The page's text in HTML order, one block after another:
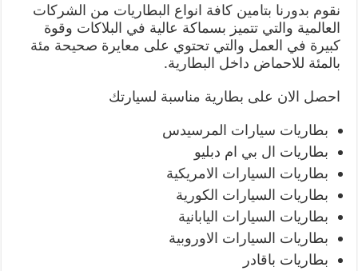
نقوم بدورنا بتامين كافة انواع البطاريات من الشركات
العالمية والتي تتميز بسماكة عالية في البلاكات وقوة
كبيرة في العمل والتي تحتوي على معايرة صحيحة مئة
بالمئة للاحماض داخل البطارية.
احصل الان على بطارية مناسبة لسيارتك
بطاريات سيارات المرسيدس
بطاريات ال بي ام دبليو
بطاريات السيارات الامريكية
بطاريات السيارات الكورية
بطاريات السيارات اليابانية
بطاريات السيارات الاوروبية
بطاريات باقادر